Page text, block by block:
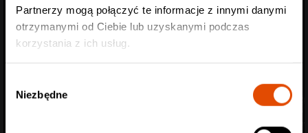
Partnerzy mogą połączyć te informacje z innymi danymi
otrzymanymi od Ciebie lub uzyskanymi podczas
korzystania z ich usług.
zgody
Niezbędne